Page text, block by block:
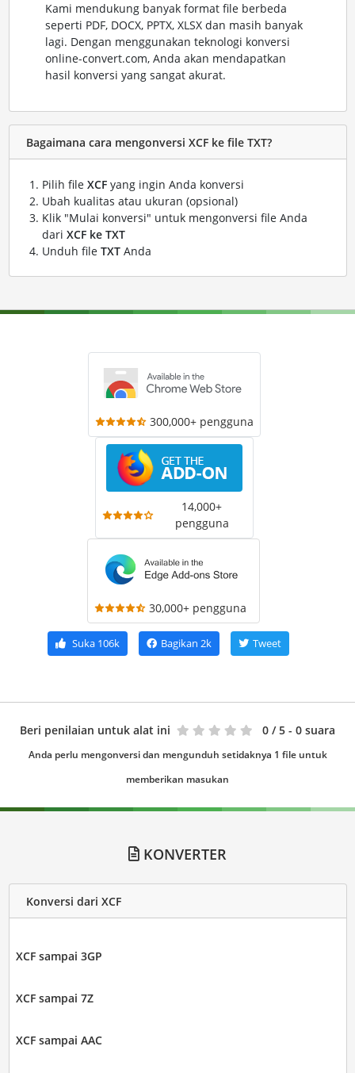
Kami mendukung banyak format file berbeda
seperti PDF, DOCX, PPTX, XLSX dan masih banyak
lagi. Dengan menggunakan teknologi konversi
online-convert.com, Anda akan mendapatkan
hasil konversi yang sangat akurat.
Bagaimana cara mengonversi XCF ke file TXT?
Pilih file XCFyang ingin Anda konversi
Ubah kualitas atau ukuran (opsional)
Klik "Mulai konversi" untuk mengonversi file Anda
dari XCF ke TXT
Unduh file TXTAnda
300,000+ pengguna
14,000+
pengguna
30,000+ pengguna
Suka106k Bagikan 2k Tweet
Beri penilaian untuk alat ini 0 / 5 - 0 suara
Anda perlu mengonversi dan mengunduh setidaknya 1 file untuk
memberikan masukan
KONVERTER
Konversi dari XCF
XCF sampai 3GP
XCF sampai 7Z
XCF sampai AAC